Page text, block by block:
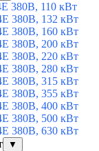
380В, 110 кВт
380В, 132 кВт
380В, 160 кВт
380В, 200 кВт
380В, 220 кВт
380В, 280 кВт
380В, 315 кВт
380В, 355 кВт
380В, 400 кВт
380В, 500 кВт
380В, 630 кВт
▼